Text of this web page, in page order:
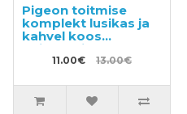
Pigeon toitmise
komplekt lusikas ja
kahvel koos
hoiukarbiga, 1 tk
11.00€ 13.00€